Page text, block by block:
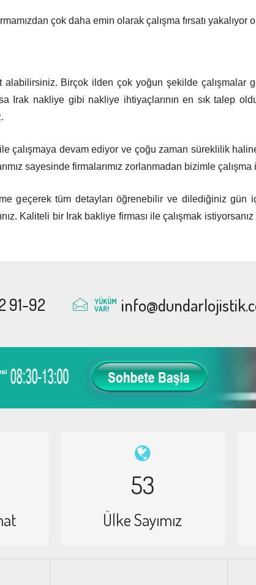
çok daha emin olarak çalışma fırsatı yakalıyor
Birçok ilden çok yoğun şekilde çalışmalar
Irak nakliye gibi nakliye ihtiyaçlarının en sık talep
çalışmaya devam ediyor ve çoğu zaman süreklilik
sayesinde firmalarımız zorlanmadan bizimle çalışma
geçerek tüm detayları öğrenebilir ve dilediğiniz gün
Kaliteli bir Irak bakliye firması ile çalışmak
91-92
YÜKÜM
VAR!
53
Ülke Sayımız